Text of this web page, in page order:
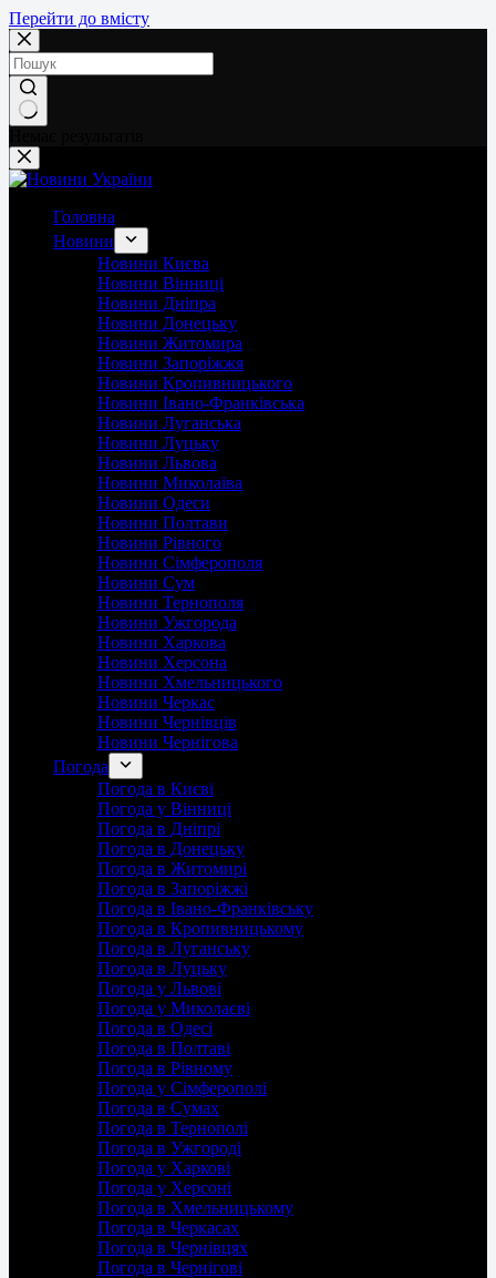
Перейти до вмісту
Головна
Новини
Новини Києва
Новини Вінниці
Новини Дніпра
Новини Донецьку
Новини Житомира
Новини Запоріжжя
Новини Кропивницького
Новини Івано-Франківська
Новини Луганська
Новини Луцьку
Новини Львова
Новини Миколаїва
Новини Одеси
Новини Полтави
Новини Рівного
Новини Сімферополя
Новини Сум
Новини Тернополя
Новини Ужгорода
Новини Харкова
Новини Херсона
Новини Хмельницького
Новини Черкас
Новини Чернівців
Новини Чернігова
Погода
Погода в Києві
Погода у Вінниці
Погода в Дніпрі
Погода в Донецьку
Погода в Житомирі
Погода в Запоріжжі
Погода в Івано-Франківську
Погода в Кропивницькому
Погода в Луганську
Погода в Луцьку
Погода у Львові
Погода у Миколаєві
Погода в Одесі
Погода в Полтаві
Погода в Рівному
Погода у Сімферополі
Погода в Сумах
Погода в Тернополі
Погода в Ужгороді
Погода у Харкові
Погода у Херсоні
Погода в Хмельницькому
Погода в Черкасах
Погода в Чернівцях
Погода в Чернігові